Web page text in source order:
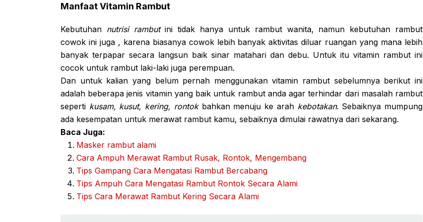
Manfaat Vitamin Rambut
Kebutuhan nutrisi rambutini tidak hanya untuk rambut wanita, namun kebutuhan rambut
cowok ini juga , karena biasanya cowok lebih banyak aktivitas diluar ruangan yang mana lebih
banyak terpapar secara langsun baik sinar matahari dan debu. Untuk itu vitamin rambut ini
cocok untuk rambut laki-laki juga perempuan.
Dan untuk kalian yang belum pernah menggunakan vitamin rambut sebelumnya berikut ini
adalah beberapa jenis vitamin yang baik untuk rambut anda agar terhindar dari masalah rambut
seperti kusam, kusut, kering, rontokbahkan menuju ke arah kebotakan. Sebaiknya mumpung
ada kesempatan untuk merawat rambut kamu, sebaiknya dimulai rawatnya dari sekarang.
Baca Juga:
Masker rambut alami
Cara Ampuh Merawat Rambut Rusak, Rontok, Mengembang
Tips Gampang Cara Mengatasi Rambut Bercabang
Tips Ampuh Cara Mengatasi Rambut Rontok Secara Alami
Tips Cara Merawat Rambut Kering Secara Alami